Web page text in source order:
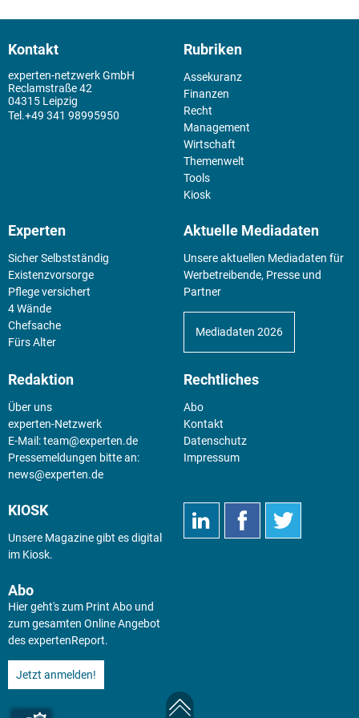
Kontakt
experten-netzwerk GmbH
Reclamstraße 42
04315 Leipzig
+49 341 98995950
Rubriken
Assekuranz
Finanzen
Recht
Management
Wirtschaft
Themenwelt
Tools
Kiosk
Experten
Sicher Selbstständig
Existenz­vorsorge
Pflege versichert
4 Wände
Chefsache
Fürs Alter
Aktuelle Mediadaten
Unsere aktuellen Mediadaten für
Werbetreibende, Presse und
Partner
Mediadaten 2026
Redaktion
Über uns
experten-Netzwerk
E-Mail:team@experten.de
Pressemeldungen bitte an:
news@experten.de
Rechtliches
Abo
Kontakt
Datenschutz
Impressum
KIOSK
Unsere Magazine gibt es digital
im Kiosk.
Abo
Hier geht's zum Print Abo und
zum gesamten Online Angebot
des expertenReport.
Jetzt anmelden!